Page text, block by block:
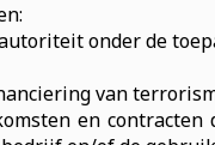
onder de
van
en